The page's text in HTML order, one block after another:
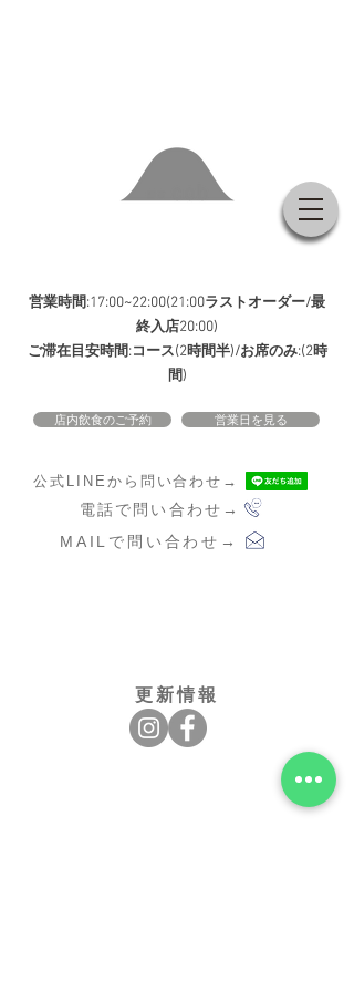
営業時間:17:00~22:00(21:00ラストオーダー/最
終入店20:00)
ご滞在目安時間:コース(2時間半)/お席のみ:(2時
間)
店内飲食のご予約 営業日を見る
電話で問い合わせ →
公式LINEから問い合わせ →
MAILで問い合わせ →
更新情報